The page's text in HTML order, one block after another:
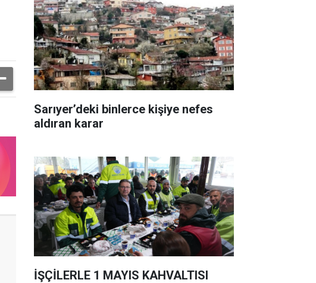
Sarıyer’deki binlerce kişiye nefes
aldıran karar
İŞÇİLERLE 1 MAYIS KAHVALTISI